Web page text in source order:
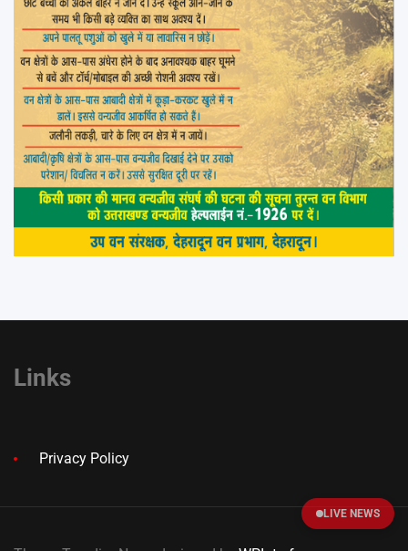
Links
Privacy Policy
LIVE NEWS